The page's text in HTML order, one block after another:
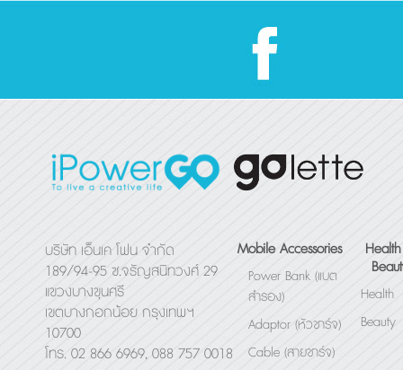
บริษัท เอ็นเค โฟน จำกัด
189/94-95 ซ.จรัญสนิทวงศ์ 29
แขวงบางขุนศรี
เขตบางกอกน้อย กรุงเทพฯ
10700
โทร. 02 866 6969, 088 757 0018
Mobile Accessories
Power Bank (แบต
สำรอง)
Adaptor (หัวชาร์จ)
Cable (สายชาร์จ)
Health
Beauty